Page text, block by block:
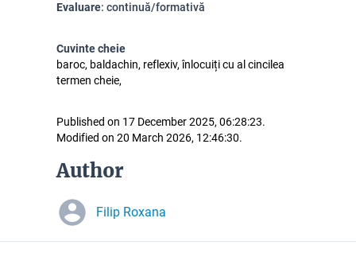
Evaluare: continuă/formativă
Cuvinte cheie
baroc, baldachin, reflexiv, înlocuiți cu al cincilea
termen cheie,
Published on 17 December 2025, 06:28:23.
Modified on 20 March 2026, 12:46:30.
Author
Filip Roxana